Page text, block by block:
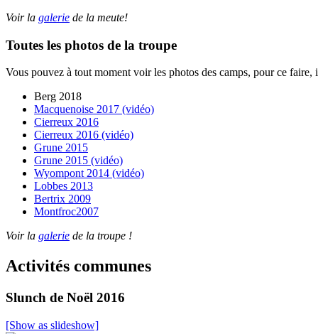
Voir la galerie de la meute!
Toutes les photos de la troupe
Vous pouvez à tout moment voir les photos des camps, pour ce
Berg 2018
Macquenoise 2017 (vidéo)
Cierreux 2016
Cierreux 2016 (vidéo)
Grune 2015
Grune 2015 (vidéo)
Wyompont 2014 (vidéo)
Lobbes 2013
Bertrix 2009
Montfroc2007
Voir la galerie de la troupe !
Activités communes
Slunch de Noël 2016
[Show as slideshow]